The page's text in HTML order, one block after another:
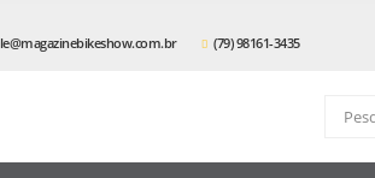
(79) 98161-3435